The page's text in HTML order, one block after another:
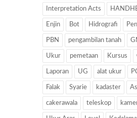
Interpretation Acts
Enjin Bot Hidrografi
PBN pengambilan tanah
Ukur pemetaan Kursus
Laporan UG alat ukur
Falak Syarie kadaster
cakerawala teleskop